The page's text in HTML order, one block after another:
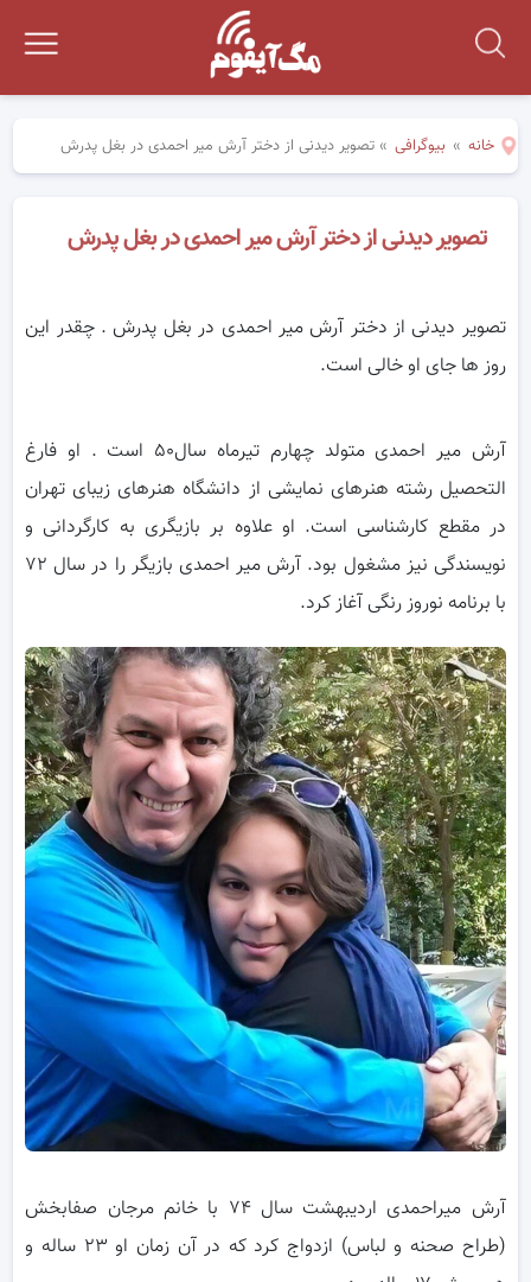
خانه » بیوگرافی »تصویر دیدنی از دختر آرش میر احمدی در بغل پدرش
تصویر دیدنی از دختر آرش میر احمدی در بغل پدرش
تصویر دیدنی از دختر آرش میر احمدی در بغل پدرش . چقدر این
روز ها جای او خالی است.
آرش میر احمدی متولد چهارم تیرماه سال۵۰ است . او فارغ
التحصیل رشته هنرهای نمایشی از دانشگاه هنرهای زیبای تهران
در مقطع کارشناسی است. او علاوه بر بازیگری به کارگردانی و
نویسندگی نیز مشغول بود. آرش میر احمدی بازیگر را در سال ۷۲
با برنامه نوروز رنگی آغاز کرد.
آرش میراحمدی اردیبهشت سال ۷۴ با خانم مرجان صفابخش
(طراح صحنه و لباس) ازدواج کرد که در آن زمان او ۲۳ ساله و